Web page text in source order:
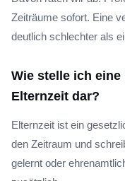
Zeiträume sofort. Eine
deutlich schlechter als
Wie stelle ich eine
Elternzeit dar?
Elternzeit ist ein
den Zeitraum und
gelernt oder